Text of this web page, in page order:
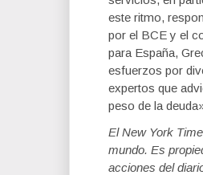
este ritmo,
por el BCE y el
para España,
esfuerzos por
expertos que
peso de la
El New York
mundo. Es
acciones del